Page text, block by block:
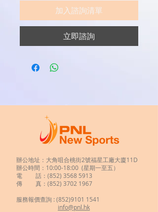
加入諮詢清單
立即諮詢
辦公地址：大角咀合桃街2號福星工廠大廈11D
辦公時間：10:00-18:00 (星期一至五）
電 話：(852) 3568 5913
傳 真：(852) 3702 1967
服務報價查詢 :(852)9101 1541
info@pnl.hk